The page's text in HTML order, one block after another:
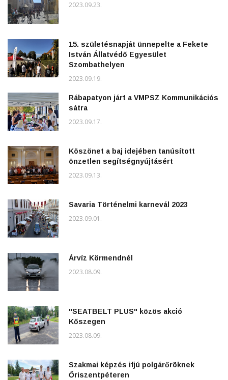
2023.09.23.
15. születésnapját ünnepelte a Fekete
István Állatvédő Egyesület
Szombathelyen
2023.09.19.
Rábapatyon járt a VMPSZ Kommunikációs
sátra
2023.09.17.
Köszönet a baj idejében tanúsított
önzetlen segítségnyújtásért
2023.09.13.
Savaria Történelmi karnevál 2023
2023.09.01.
Árvíz Körmendnél
2023.08.09.
"SEATBELT PLUS" közös akció
Kőszegen
2023.08.09.
Szakmai képzés ifjú polgárőröknek
Őriszentpéteren